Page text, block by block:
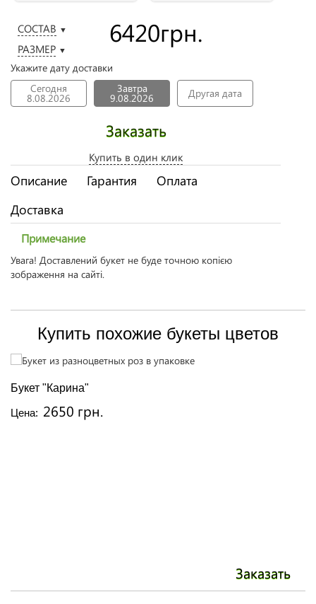
СОСТАВ ▼
РАЗМЕР ▼
6420грн.
Укажите дату доставки
Сегодня
8.08.2026
Завтра
9.08.2026 Другая дата
Заказать
Купить в один клик
Описание Гарантия
Оплата
Доставка
Примечание
Увага! Доставлений букет не буде точною копією
зображення на сайті.
Купить похожие букеты цветов
Букет "Карина"
Цена: 2650 грн.
Заказать